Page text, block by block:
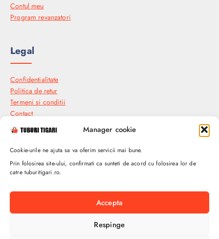
Manager cookie
Cookie-urile ne ajuta sa va oferim servicii mai bune.
Prin folosirea site-ului, confirmati ca sunteti de acord cu folosirea lor de
catre tuburitigari.ro.
Accepta
Respinge
Contul meu
Program revanzatori
Legal
Confidentialitate
Politica de retur
Termeni si conditii
Contact
Industial Plants and Seeds SRL
Soseaua Bucuresti-Urziceni, Nr. 67A